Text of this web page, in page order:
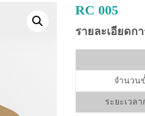
RC 005
รายละเอียดก
จำนวน
ระยะเวล